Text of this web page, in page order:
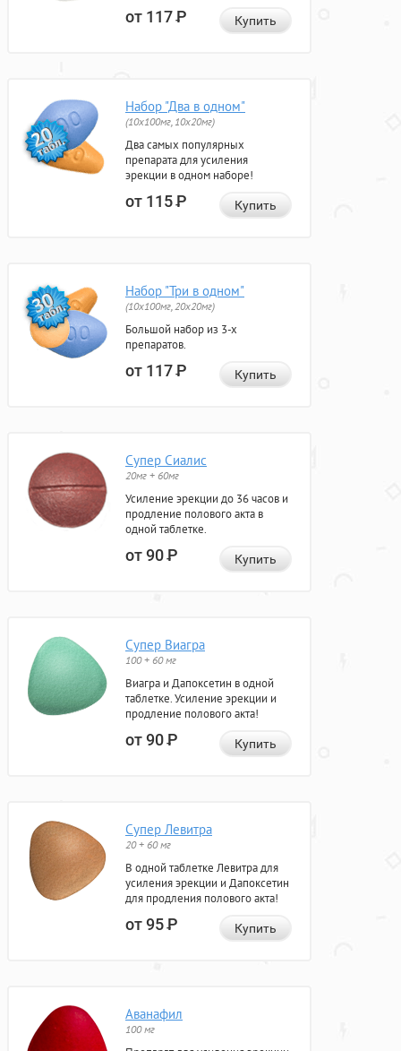
от 117Р Купить
Набор "Два в одном"
(10x100мг, 10x20мг)
Два самых популярных
препарата для усиления
эрекции в одном наборе!
от 115Р Купить
Набор "Три в одном"
(10x100мг, 20x20мг)
Большой набор из 3-х
препаратов.
от 117Р Купить
Супер Сиалис
20мг + 60мг
Усиление эрекции до 36 часов и
продление полового акта в
одной таблетке.
от 90Р Купить
Супер Виагра
100 + 60 мг
Виагра и Дапоксетин в одной
таблетке. Усиление эрекции и
продление полового акта!
от 90Р Купить
Супер Левитра
20 + 60 мг
В одной таблетке Левитра для
усиления эрекции и Дапоксетин
для продления полового акта!
от 95Р Купить
Аванафил
100 мг